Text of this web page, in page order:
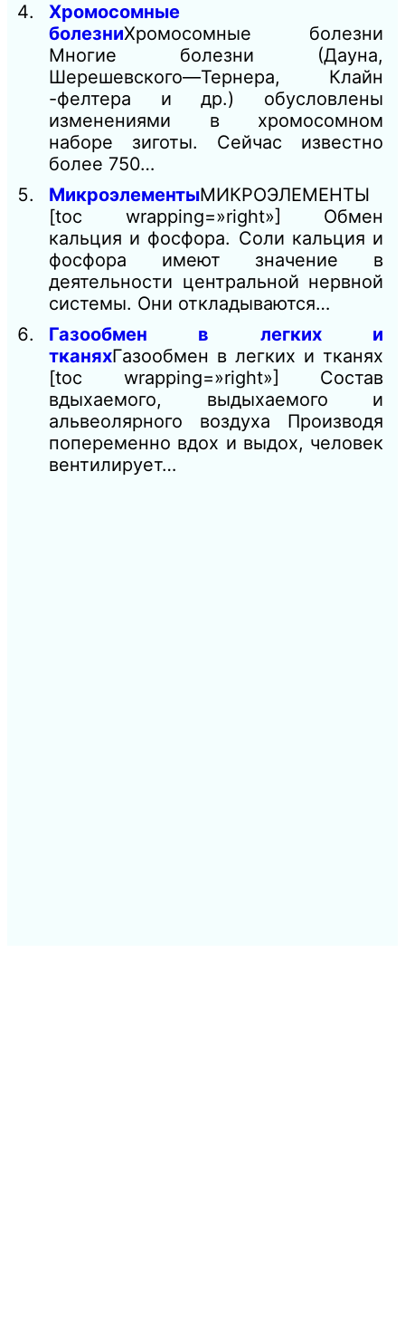
Хромосомные
болезниХромосомные болезни
Многие болезни (Дауна,
Шерешевского—Тернера, Клайн
-фелтера и др.) обусловлены
изменениями в хромосомном
наборе зиготы. Сейчас известно
более 750…
МикроэлементыМИКРОЭЛЕМЕНТЫ
[toc wrapping=»right»] Обмен
кальция и фосфора. Соли кальция и
фосфора имеют значение в
деятельности центральной нервной
системы. Они откладываются…
Газообмен в легких и
тканяхГазообмен в легких и тканях
[toc wrapping=»right»] Состав
вдыхаемого, выдыхаемого и
альвеолярного воздуха Производя
попеременно вдох и выдох, человек
вентилирует…